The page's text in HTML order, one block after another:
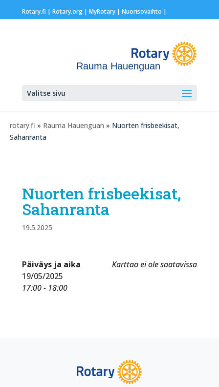
Rotary.fi | Rotary.org| MyRotary | Nuorisovaihto |
Rauma Hauenguan
Valitse sivu
rotary.fi » Rauma Hauenguan » Nuorten frisbeekisat,
Sahanranta
Nuorten frisbeekisat,
Sahanranta
19.5.2025
Karttaa ei ole saatavissa
Päiväys ja aika
19/05/2025
17:00 - 18:00